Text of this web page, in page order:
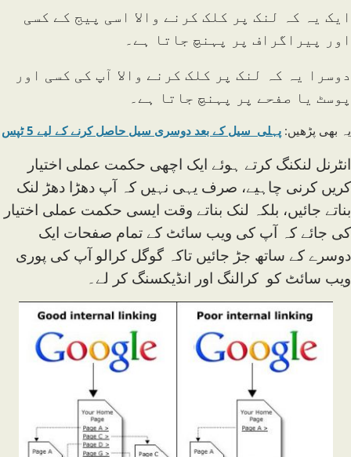
ایک یہ کہ لنک پر کلک کرنے والا اسی پیج کے کسی
اور پیراگراف پر پہنچ جاتا ہے۔
دوسرا یہ کہ لنک پر کلک کرنے والا آپ کی کسی اور
پوسٹ یا صفحے پر پہنچ جاتا ہے۔
یہ بھی پڑھیں: پہلی سیل کے بعد دوسری سیل حاصل کرنے کے لیے 5 ٹپس
انٹرنل لنکنگ کرتے ہوئے ایک اچھی حکمت عملی اختیار
کریں کرنی چاہیے، صرف یہی نہیں کہ آپ دھڑا دھڑ لنک
بناتے جائیں، بلکہ لنک بناتے وقت ایسی حکمت عملی اختیار
کی جائے کہ آپ کی ویب سائٹ کے تمام صفحات ایک
دوسرے کے ساتھ جڑ جائیں تاکہ گوگل کرالو آپ کی پوری
ویب سائٹ کو کرالنگ اور انڈیکسنگ کر لے۔